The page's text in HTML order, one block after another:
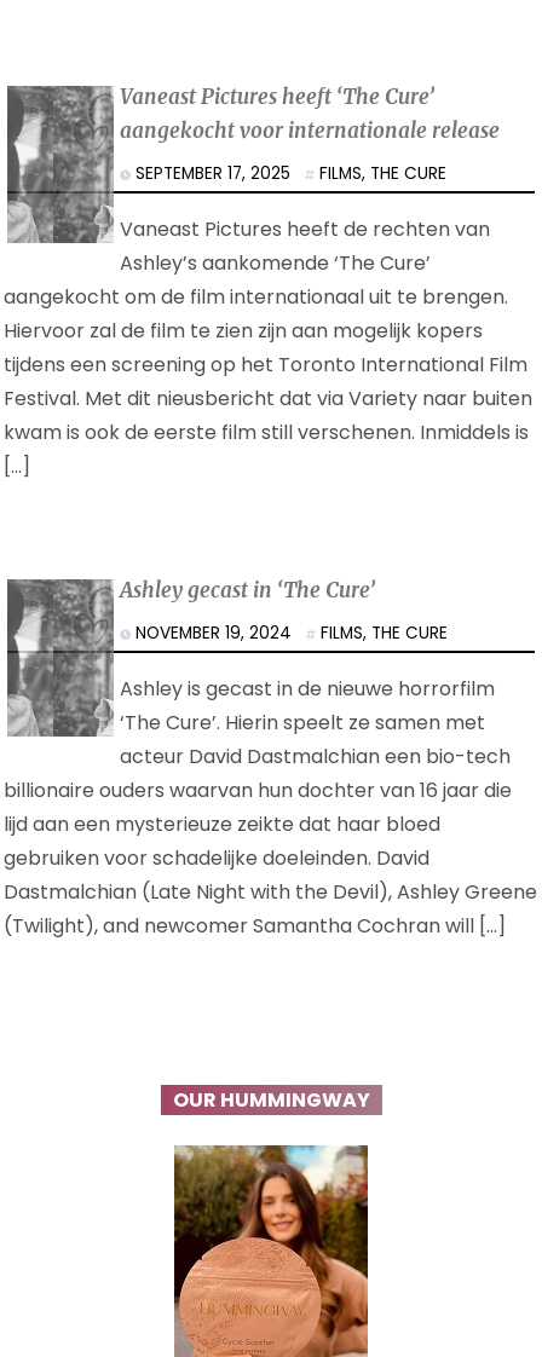
Vaneast Pictures heeft ‘The Cure’
aangekocht voor internationale release
SEPTEMBER 17, 2025 FILMS, THE CURE
Vaneast Pictures heeft de rechten van
Ashley’s aankomende ‘The Cure’
aangekocht om de film internationaal uit te brengen.
Hiervoor zal de film te zien zijn aan mogelijk kopers
tijdens een screening op het Toronto International Film
Festival. Met dit nieusbericht dat via Variety naar buiten
kwam is ook de eerste film still verschenen. Inmiddels is
[…]
Ashley gecast in ‘The Cure’
NOVEMBER 19, 2024 FILMS, THE CURE
Ashley is gecast in de nieuwe horrorfilm
‘The Cure’. Hierin speelt ze samen met
acteur David Dastmalchian een bio-tech
billionaire ouders waarvan hun dochter van 16 jaar die
lijd aan een mysterieuze zeikte dat haar bloed
gebruiken voor schadelijke doeleinden. David
Dastmalchian (Late Night with the Devil), Ashley Greene
(Twilight), and newcomer Samantha Cochran will […]
OUR HUMMINGWAY